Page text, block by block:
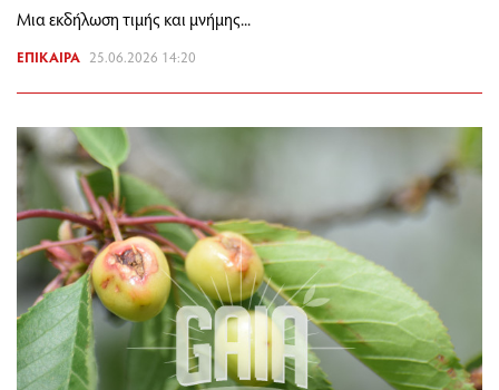
Μια εκδήλωση τιμής και μνήμης...
ΕΠΊΚΑΙΡΑ 25.06.2026 14:20